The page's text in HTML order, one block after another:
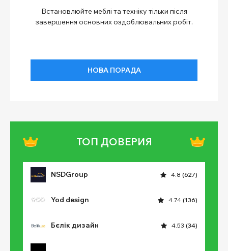
Встановлюйте меблі та техніку тільки після
завершення основних оздоблювальних робіт.
НОВА ПОРАДА
ТОП ДОВЕРИЯ
NSDGroup 4.8 (627)
Yod design 4.74 (136)
Бєлік дизайн 4.53 (34)